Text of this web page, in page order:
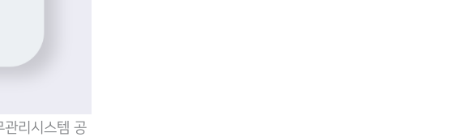
리시스템 공